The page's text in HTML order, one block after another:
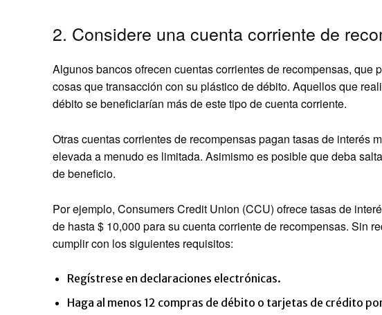
2. Considere una cuenta corriente de
Algunos bancos ofrecen cuentas corrientes de recompensas, que
cosas que transacción con su plástico de débito. Aquellos que
débito se beneficiarían más de este tipo de cuenta corriente.
Otras cuentas corrientes de recompensas pagan tasas de interés
elevada a menudo es limitada. Asimismo es posible que deba
de beneficio.
Por ejemplo, Consumers Credit Union (CCU) ofrece tasas de
de hasta $ 10,000 para su cuenta corriente de recompensas. Sin
cumplir con los siguientes requisitos:
Regístrese en declaraciones electrónicas.
Haga al menos 12 compras de débito o tarjetas de crédito